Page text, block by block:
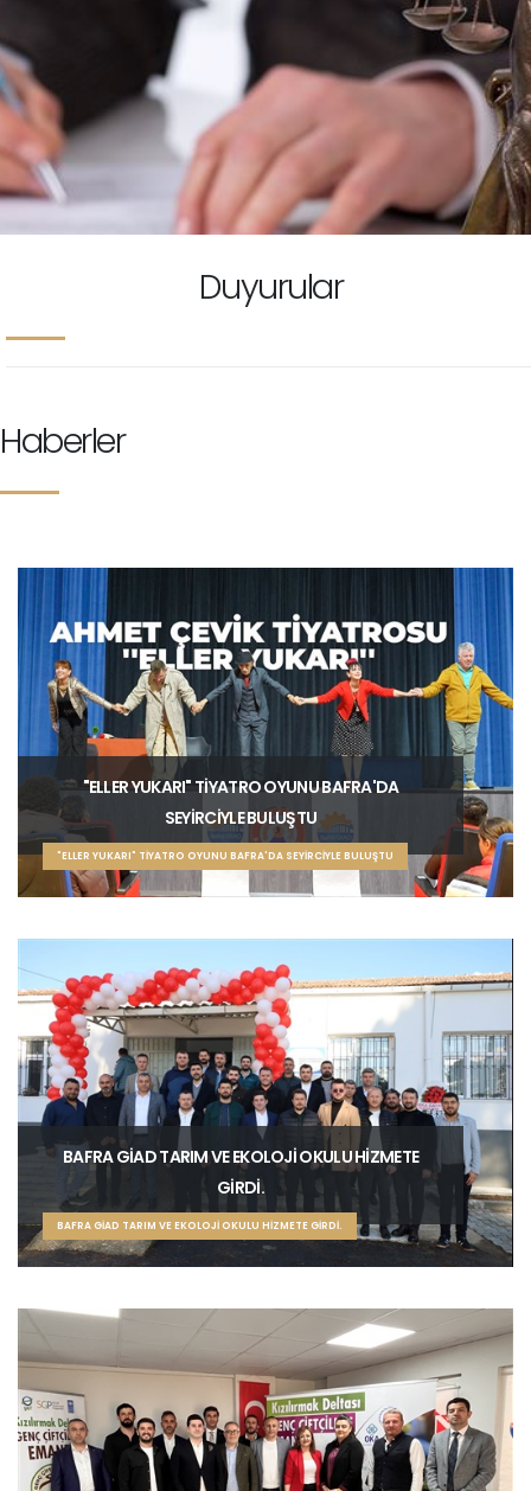
Duyurular
Haberler
"ELLER YUKARI" TİYATRO OYUNU BAFRA'DA
SEYİRCİYLE BULUŞTU
"ELLER YUKARI" TİYATRO OYUNU BAFRA'DA SEYİRCİYLE BULUŞTU
BAFRA GİAD TARIM VE EKOLOJİ OKULU HİZMETE
GİRDİ.
BAFRA GİAD TARIM VE EKOLOJİ OKULU HİZMETE GİRDİ.